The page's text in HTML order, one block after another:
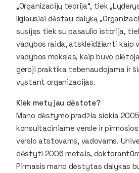
„Organizacijų teorija“, tiek
Ilgiausiai dėstau dalyką
susijęs tiek su pasaulio istorija,
vadybos raida, atskleidžianti kaip
vadybos mokslas, kaip buvo
geroji praktika tebenaudojama ir
vystant organizacijas.
Kiek metų jau dėstote?
Mano dėstymo pradžia siekia
konsultaciniame versle ir
verslo atstovams, vadovams.
dėstyti 2006 metais,
Pirmasis mano dėstytas dalykas